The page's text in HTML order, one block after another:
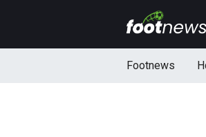
Footnews